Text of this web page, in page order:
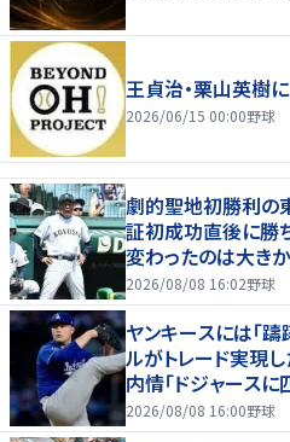
王貞治・栗山英樹
2026/06/15 00:00野球
劇的聖地初勝利
証初成功直後に勝
変わったのは大き
は「自信があってセ
2026/08/08 16:02野球
ヤンキースには「
ルがトレード実現
内情「ドジャース
2026/08/08 16:00野球